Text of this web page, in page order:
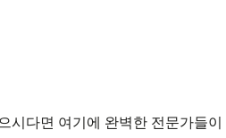
시다면 여기에 완벽한 전문가들이